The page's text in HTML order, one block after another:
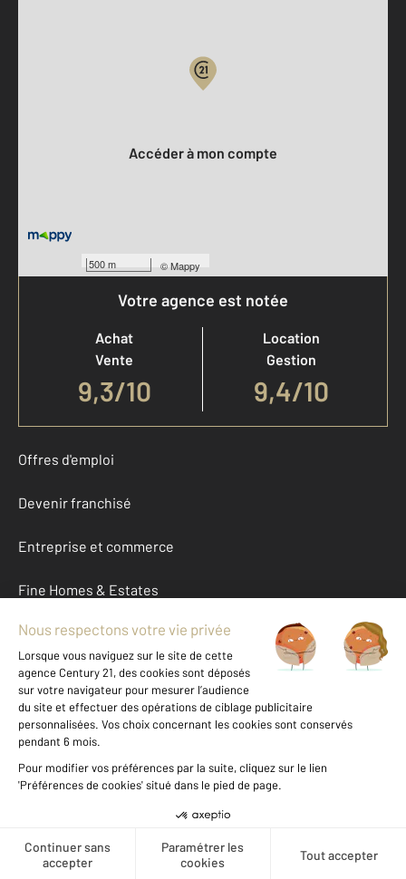
500 m ©Mappy
Accéder à mon compte
Votre agence est notée
Achat
Vente
9,3/10
Location
Gestion
9,4/10
Offres d'emploi
Devenir franchisé
Entreprise et commerce
Fine Homes & Estates
À propos
International
Nous contacter
Données personnelles
Gestionnaire des cookies